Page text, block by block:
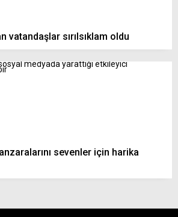
vatandaşlar sırılsıklam oldu
sevenler için harika